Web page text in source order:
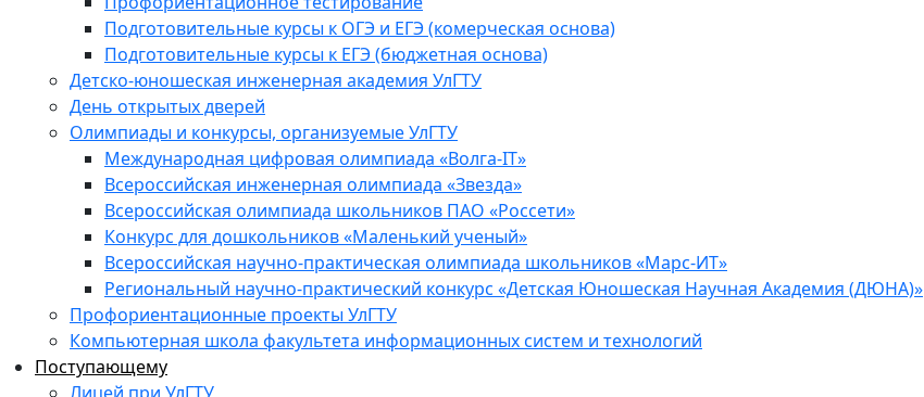
Подготовительные курсы к ОГЭ и ЕГЭ (комерческая основа)
Подготовительные курсы к ЕГЭ (бюджетная основа)
Детско-юношеская инженерная академия УлГТУ
День открытых дверей
Олимпиады и конкурсы, организуемые УлГТУ
Международная цифровая олимпиада «Волга-IT»
Всероссийская инженерная олимпиада «Звезда»
Всероссийская олимпиада школьников ПАО «Россети»
Конкурс для дошкольников «Маленький ученый»
Всероссийская научно-практическая олимпиада школьников «Марс-ИТ»
Региональный научно-практический конкурс «Детская Юношеская Научная Академия (ДЮНА)»
Профориентационные проекты УлГТУ
Компьютерная школа факультета информационных систем и технологий
Поступающему